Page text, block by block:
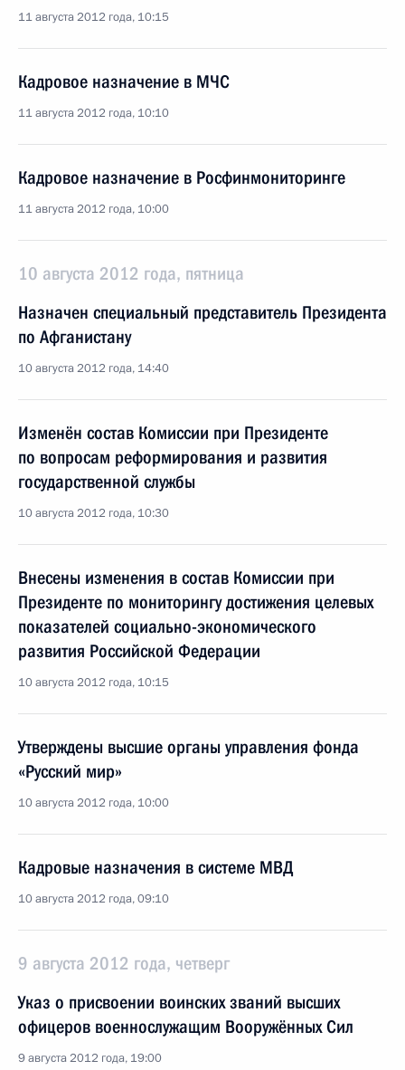
11 августа 2012 года, 10:15
Кадровое назначение в МЧС
11 августа 2012 года, 10:10
Кадровое назначение в Росфинмониторинге
11 августа 2012 года, 10:00
10 августа 2012 года, пятница
Назначен специальный представитель Президента
по Афганистану
10 августа 2012 года, 14:40
Изменён состав Комиссии при Президенте
по вопросам реформирования и развития
государственной службы
10 августа 2012 года, 10:30
Внесены изменения в состав Комиссии при
Президенте по мониторингу достижения целевых
показателей социально-экономического
развития Российской Федерации
10 августа 2012 года, 10:15
Утверждены высшие органы управления фонда
«Русский мир»
10 августа 2012 года, 10:00
Кадровые назначения в системе МВД
10 августа 2012 года, 09:10
9 августа 2012 года, четверг
Указ о присвоении воинских званий высших
офицеров военнослужащим Вооружённых Сил
9 августа 2012 года, 19:00